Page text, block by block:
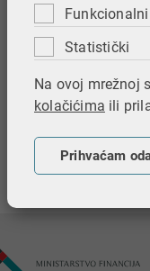
Ispiši
Funkcionalni
Statistički
Na ovoj mrežnoj
kolačićima ili
Prihvaćam